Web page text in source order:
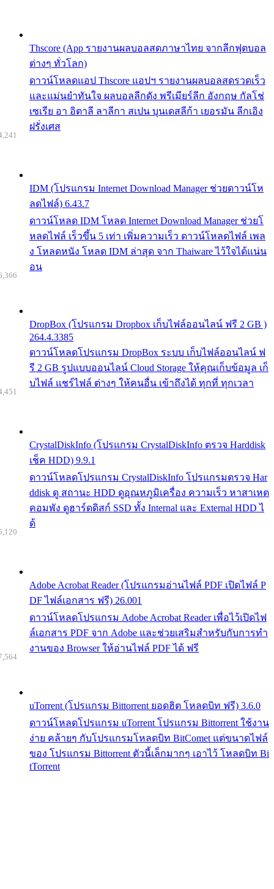
Thscore (App รายงานผลบอลสดภาษาไทย จากลีกฟุตบอล
ต่างๆ ทั่วโลก)
ดาวน์โหลดแอป Thscore แอปฯ รายงานผลบอลสดรวดเร็ว
และแม่นยำทันใจ ผลบอลลีกดัง พรีเมียร์ลีก อังกฤษ กัลโช่
เซเรีย อา อิตาลี ลาลีกา สเปน บุนเดสลีก้า เยอรมัน ลีกเอิง
ฝรั่งเศส
IDM (โปรแกรม Internet Download Manager ช่วยดาวน์โห
ลดไฟล์) 6.43.7
ดาวน์โหลด IDM โหลด Internet Download Manager ช่วยโ
หลดไฟล์ เร็วขึ้น 5 เท่า เพิ่มความเร็ว ดาวน์โหลดไฟล์ เพล
ง โหลดหนัง โหลด IDM ล่าสุด จาก Thaiware ไว้ใจได้แน่น
อน
DropBox (โปรแกรม Dropbox เก็บไฟล์ออนไลน์ ฟรี 2 GB )
264.4.3385
ดาวน์โหลดโปรแกรม DropBox ระบบ เก็บไฟล์ออนไลน์ ฟ
รี 2 GB รูปแบบออนไลน์ Cloud Storage ให้คุณเก็บข้อมูล เก็
บไฟล์ แชร์ไฟล์ ต่างๆ ให้คนอื่น เข้าถึงได้ ทุกที่ ทุกเวลา
CrystalDiskInfo (โปรแกรม CrystalDiskInfo ตรวจ Harddisk
เช็ค HDD) 9.9.1
ดาวน์โหลดโปรแกรม CrystalDiskInfo โปรแกรมตรวจ Har
ddisk ดู สถานะ HDD ดูอุณหภูมิเครื่อง ความเร็ว หาสาเหต
คอมพัง ดูฮาร์ดดิสก์ SSD ทั้ง Internal และ External HDD ไ
ด้
Adobe Acrobat Reader (โปรแกรมอ่านไฟล์ PDF เปิดไฟล์ P
DF ไฟล์เอกสาร ฟรี) 26.001
ดาวน์โหลดโปรแกรม Adobe Acrobat Reader เพื่อไว้เปิดไฟ
ล์เอกสาร PDF จาก Adobe และช่วยเสริมสำหรับกับการทำ
งานของ Browser ให้อ่านไฟล์ PDF ได้ ฟรี
uTorrent (โปรแกรม Bittorrent ยอดฮิต โหลดบิท ฟรี) 3.6.0
ดาวน์โหลดโปรแกรม uTorrent โปรแกรม Bittorrent ใช้งาน
ง่าย คล้ายๆ กับโปรแกรมโหลดบิท BitComet แต่ขนาดไฟล์
ของ โปรแกรม Bittorrent ตัวนี้เล็กมากๆ เอาไว้ โหลดบิท Bi
tTorrent